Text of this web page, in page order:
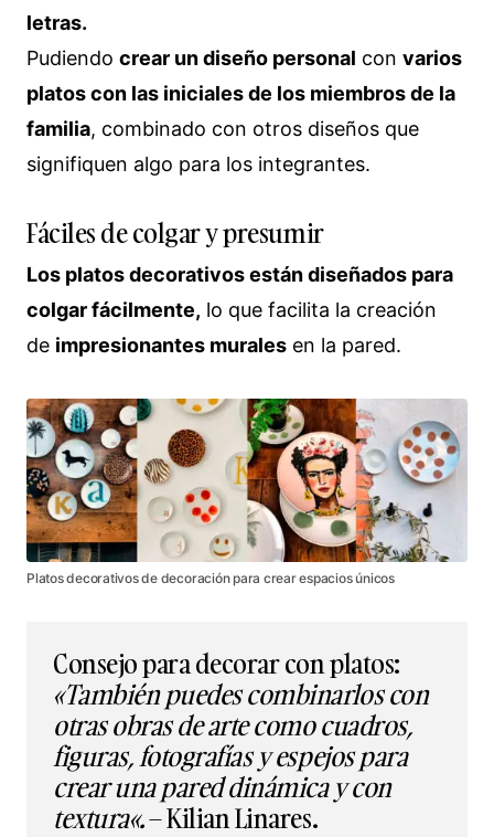
letras.
Pudiendo crear un diseño personal con varios
platos con las iniciales de los miembros de la
familia, combinado con otros diseños que
signifiquen algo para los integrantes.
Fáciles de colgar y presumir
Los platos decorativos están diseñados para
colgar fácilmente, lo que facilita la creación
de impresionantes murales en la pared.
Platos decorativos de decoración para crear espacios únicos
Consejo para decorar con platos:
«También puedes combinarlos con
otras obras de arte como cuadros,
figuras, fotografías y espejos para
crear una pared dinámica y con
textura«.– Kilian Linares.